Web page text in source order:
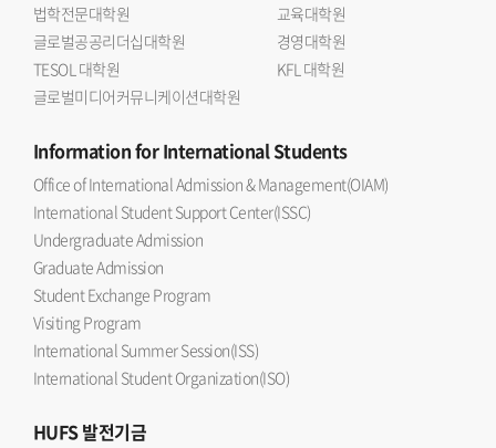
법학전문대학원
교육대학원
글로벌공공리더십대학원
경영대학원
TESOL 대학원
KFL 대학원
글로벌미디어커뮤니케이션대학원
Informationfor International Students
Office of International Admission & Management(OIAM)
International Student Support Center(ISSC)
Undergraduate Admission
Graduate Admission
Student Exchange Program
Visiting Program
International Summer Session(ISS)
International Student Organization(ISO)
HUFS발전기금